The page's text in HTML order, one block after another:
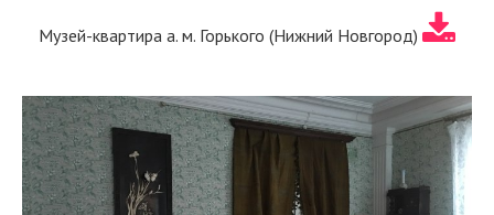
Музей-квартира а. м. Горького (Нижний Новгород)